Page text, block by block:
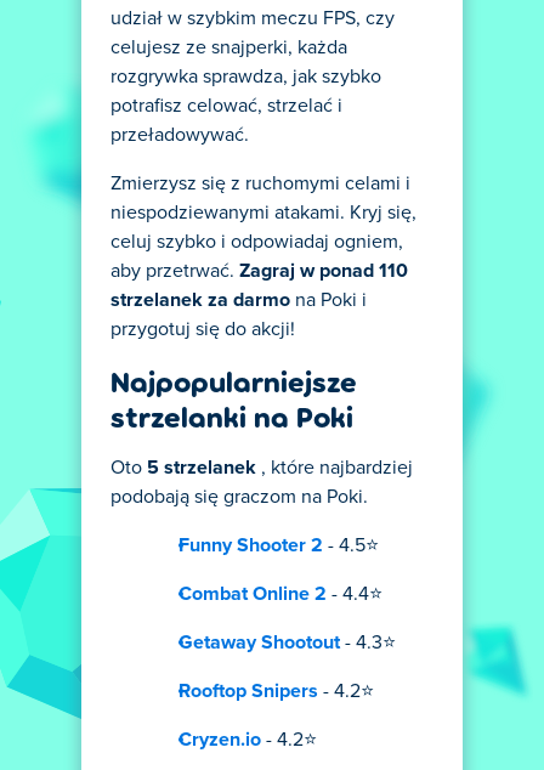
udział w szybkim meczu FPS, czy
celujesz ze snajperki, każda
rozgrywka sprawdza, jak szybko
potrafisz celować, strzelać i
przeładowywać.
Zmierzysz się z ruchomymi celami i
niespodziewanymi atakami. Kryj się,
celuj szybko i odpowiadaj ogniem,
aby przetrwać. Zagraj w ponad 110
strzelanek za darmo na Poki i
przygotuj się do akcji!
Najpopularniejsze
strzelanki na Poki
Oto 5 strzelanek , które najbardziej
podobają się graczom na Poki.
Funny Shooter 2 - 4.5⭐
Combat Online 2 - 4.4⭐
Getaway Shootout - 4.3⭐
Rooftop Snipers - 4.2⭐
Cryzen.io - 4.2⭐